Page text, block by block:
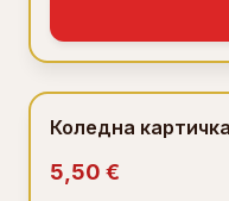
Коледна
5,50 €